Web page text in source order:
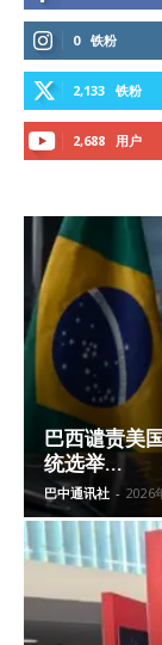
0 铁粉
2,133 铁粉
2,688 用户
巴西谴责美
统选举...
巴中通讯社 - 2026